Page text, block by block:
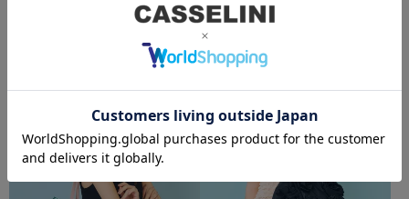
キャセリーニ
スクエアギャザートート
¥ ¥